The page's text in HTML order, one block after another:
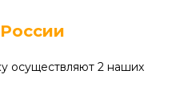
осуществляют 2 наших